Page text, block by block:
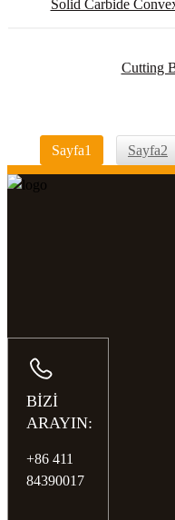
Solid Carbide
Cutting
Sayfa1 Sayfa2
BİZİ
ARAYIN:
+86 411
84390017